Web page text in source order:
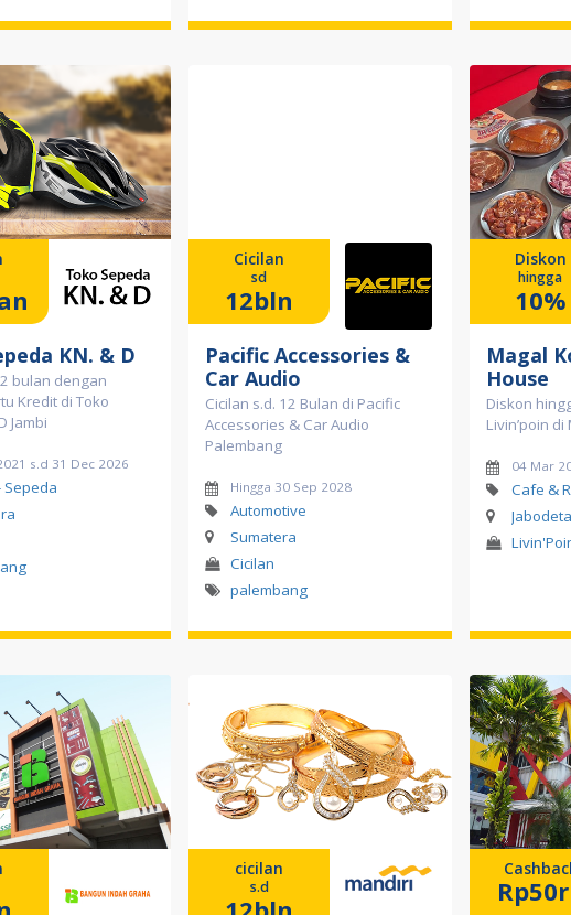
KN. & D
bulan dengan
Kredit di Toko
Jambi
s.d 31 Dec 2026
Sepeda
Cicilan
sd
12bln
Pacific Accessories &
Car Audio
Cicilan s.d. 12 Bulan di Pacific
Accessories & Car Audio
Palembang
Hingga 30 Sep 2028
Automotive
Sumatera
Cicilan
palembang
Diskon
hingga
10%
Magal
House
Diskon
Livin’poin
04 Mar
Cafe &
cicilan
s.d